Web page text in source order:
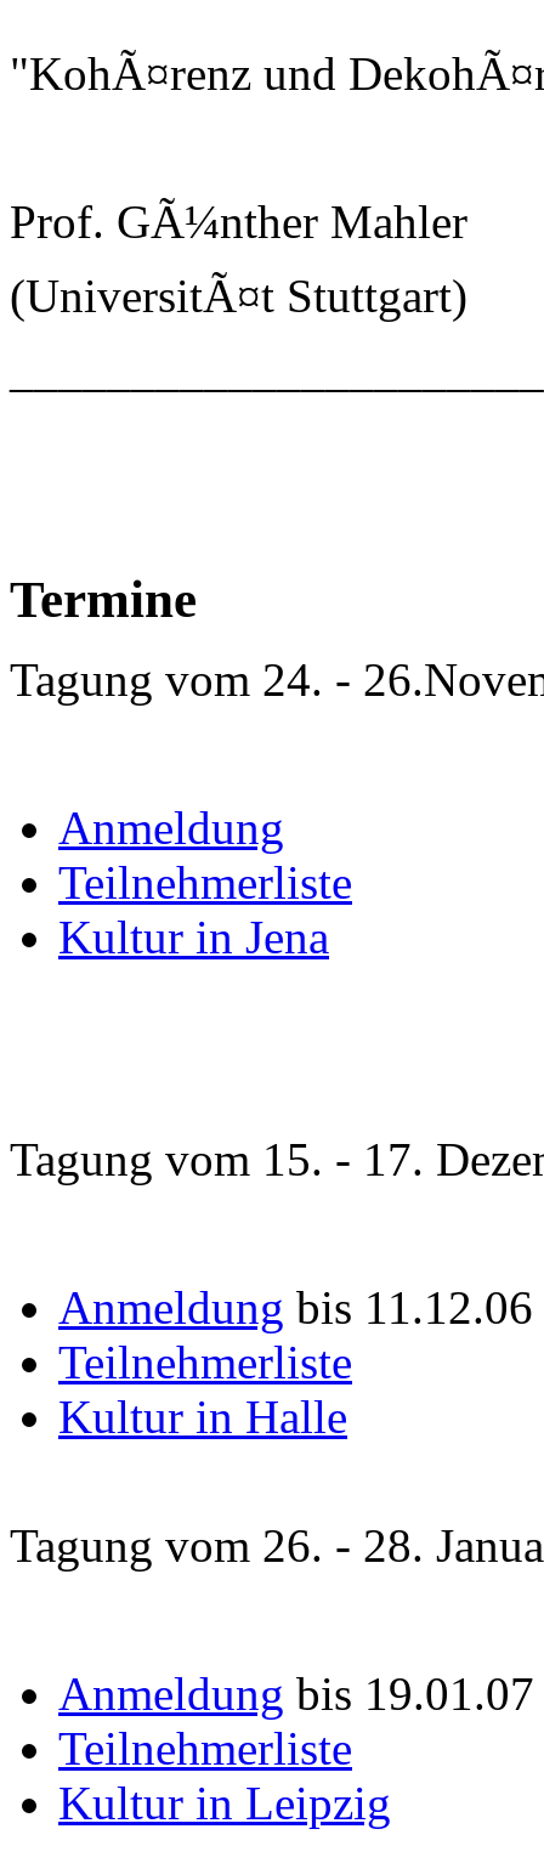
"KohÃ¤renz und
Prof. GÃ¼nther Mahler
(UniversitÃ¤t Stuttgart)
Termine
Tagung vom 24. -
Anmeldung
Teilnehmerliste
Kultur in Jena
Tagung vom 15. - 17.
Anmeldung bis
Teilnehmerliste
Kultur in Halle
Tagung vom 26. - 28.
Anmeldung bis
Teilnehmerliste
Kultur in Leipzig